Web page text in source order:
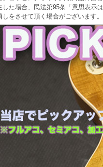
した場合、民法第95条「意思表示
しをさせて頂く場合がございます。